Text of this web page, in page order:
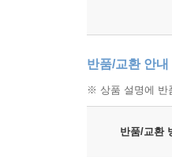
반품/교환 안내
※ 상품 설명에 반
반품/교환